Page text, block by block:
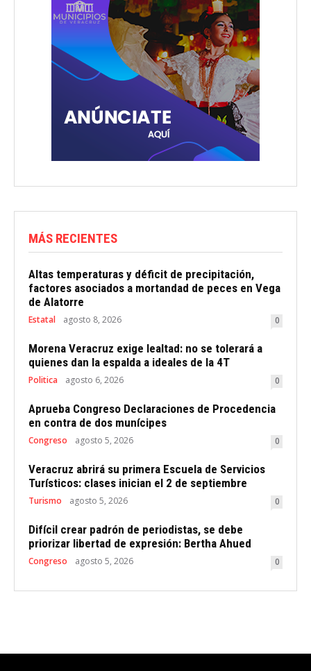
MÁS RECIENTES
Altas temperaturas y déficit de precipitación,
factores asociados a mortandad de peces en Vega
de Alatorre
Estatal agosto 8, 2026 0
Morena Veracruz exige lealtad: no se tolerará a
quienes dan la espalda a ideales de la 4T
Politica agosto 6, 2026 0
Aprueba Congreso Declaraciones de Procedencia
en contra de dos munícipes
Congreso agosto 5, 2026 0
Veracruz abrirá su primera Escuela de Servicios
Turísticos: clases inician el 2 de septiembre
Turismo agosto 5, 2026 0
Difícil crear padrón de periodistas, se debe
priorizar libertad de expresión: Bertha Ahued
Congreso agosto 5, 2026 0